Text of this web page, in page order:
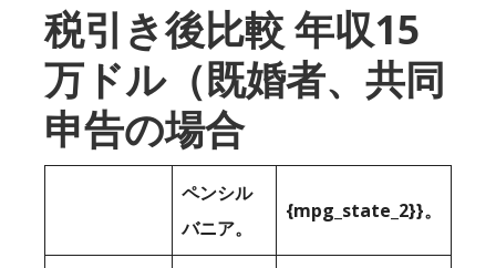
税引き後比較 年収15
万ドル（既婚者、共同
申告の場合
ペンシル
バニア。
{mpg_state_2}}。